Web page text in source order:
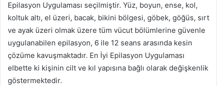
Epilasyon Uygulaması seçilmiştir. Yüz, boyun, ense, kol,
koltuk altı, el üzeri, bacak, bikini bölgesi, göbek, göğüs, sırt
ve ayak üzeri olmak üzere tüm vücut bölümlerine güvenle
uygulanabilen epilasyon, 6 ile 12 seans arasında kesin
çözüme kavuşmaktadır. En İyi Epilasyon Uygulaması
elbette ki kişinin cilt ve kıl yapısına bağlı olarak değişkenlik
göstermektedir.